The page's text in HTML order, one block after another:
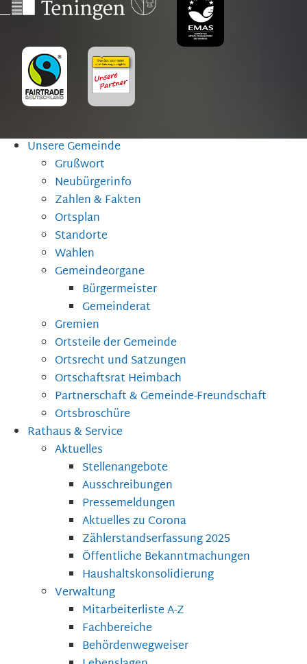
Unsere Gemeinde
Grußwort
Neubürgerinfo
Zahlen & Fakten
Ortsplan
Standorte
Wahlen
Gemeindeorgane
Bürgermeister
Gemeinderat
Gremien
Ortsteile der Gemeinde
Ortsrecht und Satzungen
Ortschaftsrat Heimbach
Partnerschaft & Gemeinde-Freundschaft
Ortsbroschüre
Rathaus & Service
Aktuelles
Stellenangebote
Ausschreibungen
Pressemeldungen
Aktuelles zu Corona
Zählerstandserfassung 2025
Öffentliche Bekanntmachungen
Haushaltskonsolidierung
Verwaltung
Mitarbeiterliste A-Z
Fachbereiche
Behördenwegweiser